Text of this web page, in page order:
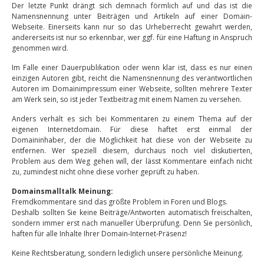
Der letzte Punkt drängt sich demnach förmlich auf und das ist die
Namensnennung unter Beiträgen und Artikeln auf einer Domain-
Webseite. Einerseits kann nur so das Urheberrecht gewahrt werden,
andererseits ist nur so erkennbar, wer ggf. für eine Haftung in Anspruch
genommen wird.
Im Falle einer Dauerpublikation oder wenn klar ist, dass es nur einen
einzigen Autoren gibt, reicht die Namensnennung des verantwortlichen
Autoren im Domainimpressum einer Webseite, sollten mehrere Texter
am Werk sein, so ist jeder Textbeitrag mit einem Namen zu versehen.
Anders verhält es sich bei Kommentaren zu einem Thema auf der
eigenen Internetdomain. Für diese haftet erst einmal der
Domaininhaber, der die Möglichkeit hat diese von der Webseite zu
entfernen. Wer speziell diesem, durchaus noch viel diskutierten,
Problem aus dem Weg gehen will, der lässt Kommentare einfach nicht
zu, zumindest nicht ohne diese vorher geprüft zu haben.
Domainsmalltalk Meinung:
Fremdkommentare sind das größte Problem in Foren und Blogs.
Deshalb sollten Sie keine Beiträge/Antworten automatisch freischalten,
sondern immer erst nach manueller Überprüfung. Denn Sie persönlich,
haften für alle Inhalte Ihrer Domain-Internet-Präsenz!
Keine Rechtsberatung, sondern lediglich unsere persönliche Meinung.